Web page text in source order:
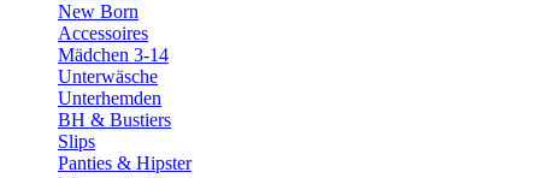
New Born
Accessoires
Mädchen 3-14
Unterwäsche
Unterhemden
BH & Bustiers
Slips
Panties & Hipster